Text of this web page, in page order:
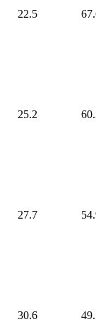
22.5
25.2
27.7
30.6